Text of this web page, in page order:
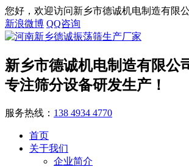
您好，欢迎访问新乡市德诚机电制造有限公
新浪微博 QQ咨询
新乡市德诚机电制造有限公
专注筛分设备研发生产！
服务热线： 138 4934 4770
首页
关于我们
企业简介